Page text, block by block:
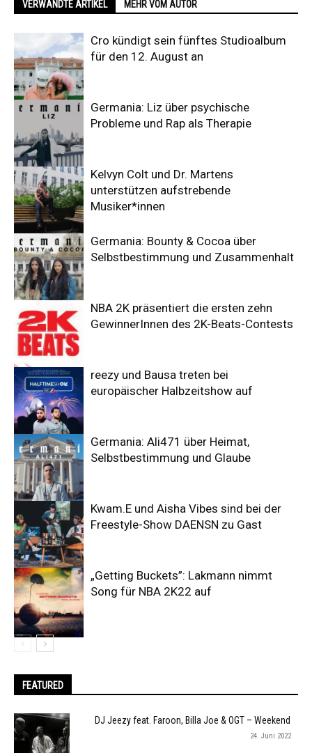
VERWANDTE ARTIKEL MEHR VOM AUTOR
Cro kündigt sein fünftes Studioalbum
für den 12. August an
Germania: Liz über psychische
Probleme und Rap als Therapie
Kelvyn Colt und Dr. Martens
unterstützen aufstrebende
Musiker*innen
Germania: Bounty & Cocoa über
Selbstbestimmung und Zusammenhalt
NBA 2K präsentiert die ersten zehn
GewinnerInnen des 2K-Beats-Contests
reezy und Bausa treten bei
europäischer Halbzeitshow auf
Germania: Ali471 über Heimat,
Selbstbestimmung und Glaube
Kwam.E und Aisha Vibes sind bei der
Freestyle-Show DAENSN zu Gast
„Getting Buckets”: Lakmann nimmt
Song für NBA 2K22 auf
FEATURED
DJ Jeezy feat. Faroon, Billa Joe & OGT – Weekend
24. Juni 2022